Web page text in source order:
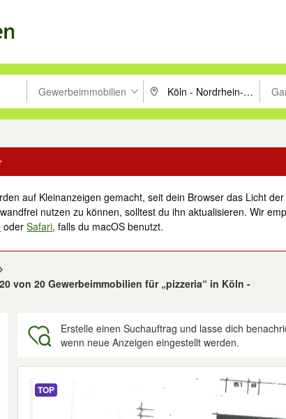
drücken um zu suchen, oder Vorschläge mit den Pfeiltasten
Gewerbeimmobilien PLZ oder Ort eingeben.
auf Kleinanzeigen gemacht, seit dein Browser das Licht
nutzen zu können, solltest du ihn aktualisieren. Wir
oderSafari, falls du macOS benutzt.
von 20 Gewerbeimmobilien für „pizzeria“ in Köln -
Erstelle einen Suchauftrag und lasse dich
wenn neue Anzeigen eingestellt werden.
TOP